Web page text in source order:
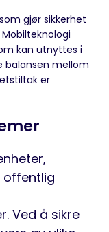
gjør sikkerhet
kan utnyttes i
balansen mellom
er
Ved å sikre